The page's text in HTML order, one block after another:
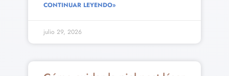
CONTINUAR LEYENDO»
julio 29, 2026